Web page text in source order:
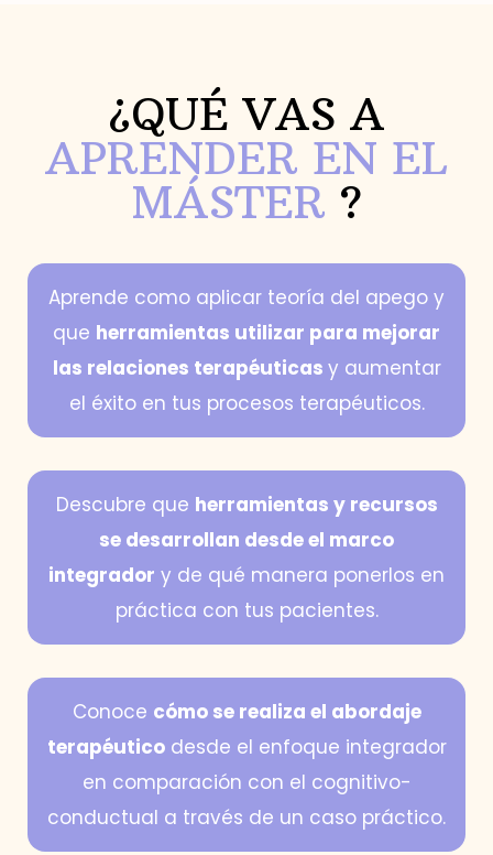
¿QUÉ VAS A
APRENDER EN EL
MÁSTER ?
Aprende como aplicar teoría del apego y
que herramientas utilizar para mejorar
las relaciones terapéuticas y aumentar
el éxito en tus procesos terapéuticos.
Descubre que herramientas y recursos
se desarrollan desde el marco
integrador y de qué manera ponerlos en
práctica con tus pacientes.
Conoce cómo se realiza el abordaje
terapéuticodesde el enfoque integrador
en comparación con el cognitivo-
conductual a través de un caso práctico.